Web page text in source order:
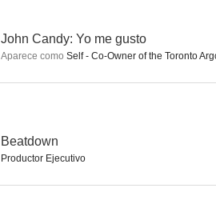
John Candy: Yo me gusto
Aparece como Self - Co-Owner of the Toronto
Beatdown
Productor Ejecutivo